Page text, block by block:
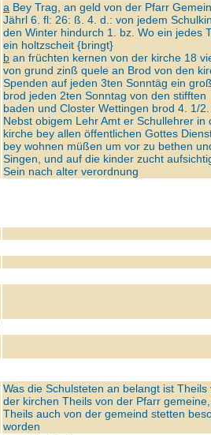
a Bey Trag, an geld von der Pfarr
Jährl 6. fl: 26: ß. 4. d.: von jedem
den Winter hindurch 1. bz. Wo ein jedes
ein holtzscheit {bringt}
b an früchten kernen von der kirche 18
von grund zinß quele an Brod von den
Spenden auf jeden 3ten Sonntäg ein
brod jeden 2ten Sonntag von den stifften
baden und Closter Wettingen brod 4. 1/
Nebst obigem Lehr Amt er Schullehrer in
kirche bey allen öffentlichen Gottes
bey wohnen müßen um vor zu bethen
Singen, und auf die kinder zucht
Sein nach alter verordnung
Was die Schulsteten an belangt ist Theils
der kirchen Theils von der Pfarr gemeine,
Theils auch von der gemeind stetten
worden